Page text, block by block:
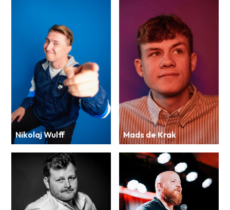
Nikolaj Wulff Mads de Krak